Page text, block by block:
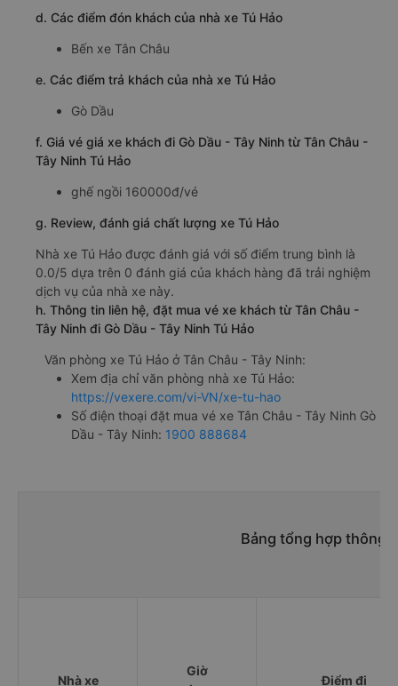
d. Các điểm đón khách của nhà xe Tú Hảo
Bến xe Tân Châu
e. Các điểm trả khách của nhà xe Tú Hảo
Gò Dầu
f. Giá vé giá xe khách đi Gò Dầu - Tây Ninh từ Tân Châu -
Tây Ninh Tú Hảo
ghế ngồi 160000đ/vé
g. Review, đánh giá chất lượng xe Tú Hảo
Nhà xe Tú Hảo được đánh giá với số điểm trung bình là
0.0/5 dựa trên 0 đánh giá của khách hàng đã trải nghiệm
dịch vụ của nhà xe này.
h. Thông tin liên hệ, đặt mua vé xe khách từ Tân Châu -
Tây Ninh đi Gò Dầu - Tây Ninh Tú Hảo
Văn phòng xe Tú Hảo ở Tân Châu - Tây Ninh:
Xem địa chỉ văn phòng nhà xe Tú Hảo:
https://vexere.com/vi-VN/xe-tu-hao
Số điện thoại đặt mua vé xe Tân Châu - Tây Ninh Gò
Dầu - Tây Ninh: 1900 888684
Bảng tổng hợp thông
Nhà xe
Giờ
Điểm đi